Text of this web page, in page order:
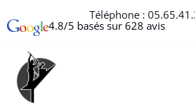
Téléphone :
4.8/5 basés sur 628 avis